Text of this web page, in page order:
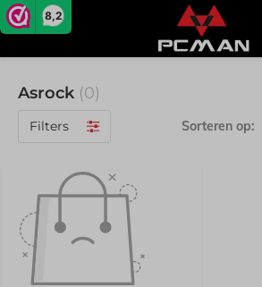
8,2
Asrock (0)
Filters Sorteren op: